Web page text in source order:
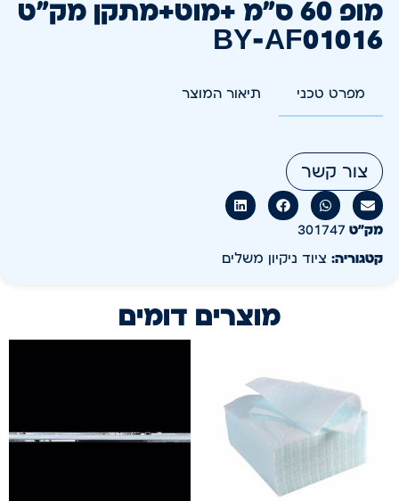
מופ 60 ס"מ +מוט+מתקן מק"ט
BY-AF01016
מפרט טכני תיאור המוצר
צור קשר
מק״ט 301747
קטגוריה: ציוד ניקיון משלים
מוצרים דומים